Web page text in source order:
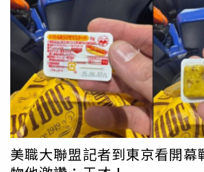
隊闖入季後賽，最終在首輪不敵明尼蘇
Timberwolves）。
打。特納表示，她用手機拍攝了部分衝
也用手機錄下了事件。警方目前已審查
史密斯為施暴者，已對其發出毆打罪的
在事後於社群媒體上發文為自己辯護，
衛，並反指特納對她進行了攻擊。事
遇一連串網絡騷擾與威脅，「有人透過
我『活該』，甚至用極具攻擊性的言語
格」。特納表示，自己有一個一歲的女
她一起看比賽，但現在我不敢了，因為
擊我。」目前特納也加強自己的個人安
美職大聯盟記者到東京看開